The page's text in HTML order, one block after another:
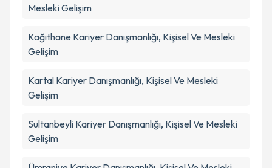
Mesleki Gelişim
Kağıthane Kariyer Danışmanlığı, Kişisel Ve Mesleki
Gelişim
Kartal Kariyer Danışmanlığı, Kişisel Ve Mesleki
Gelişim
Sultanbeyli Kariyer Danışmanlığı, Kişisel Ve Mesleki
Gelişim